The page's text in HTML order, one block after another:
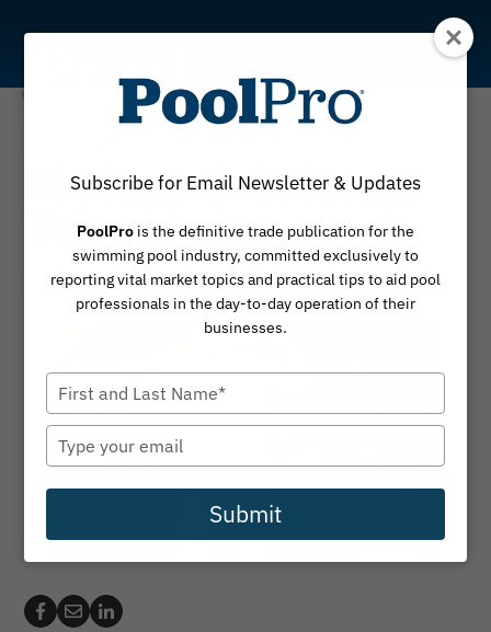
content
El Mago del Mango
Telescópico
Seraine Page April 14, 2025
Subscribe for Email Newsletter & Updates
PoolPro is the definitive trade publication for the
swimming pool industry, committed exclusively to
reporting vital market topics and practical tips to aid pool
professionals in the day-to-day operation of their
businesses.
Type
your
name
Type
your
email
Submit